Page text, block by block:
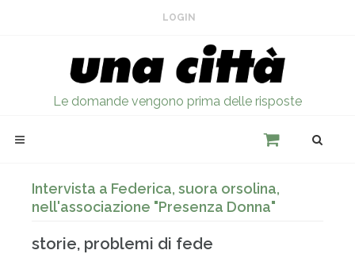
LOGIN
Le domande vengono prima delle risposte
Intervista a Federica, suora orsolina,
nell'associazione "Presenza Donna"
storie, problemi di fede